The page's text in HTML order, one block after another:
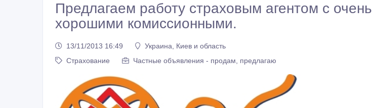
Предлагаем работу страховым агентом с очень
хорошими комиссионными.
13/11/2013 16:49
Украина, Киев и область
Страхование
Частные объявления - продам, предлагаю